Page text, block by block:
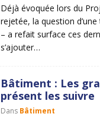
Déjà évoquée lors du
rejetée, la question
– a refait surface ces
s’ajouter…
Bâtiment : Les
présent les suivre
Dans Bâtiment